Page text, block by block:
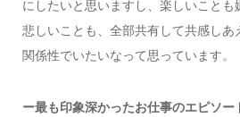
にしたいと思いますし、楽しいことも
悲しいことも、全部共有して共感しあ
関係性でいたいなって思っています。
ー最も印象深かったお仕事のエピソー